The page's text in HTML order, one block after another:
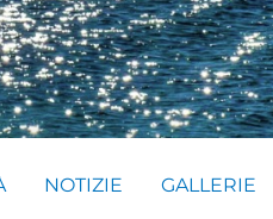
NOTIZIE GALLERIE